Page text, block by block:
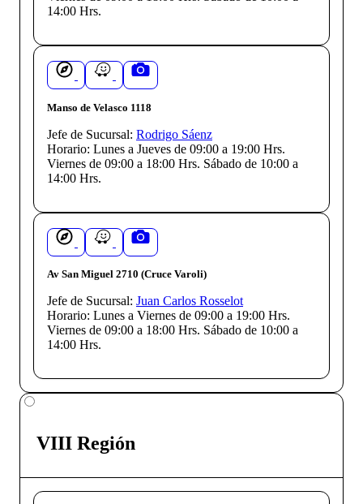
14:00 Hrs.
Manso de Velasco 1118
Jefe de Sucursal: Rodrigo Sáenz
Horario: Lunes a Jueves de 09:00 a 19:00 Hrs.
Viernes de 09:00 a 18:00 Hrs. Sábado de 10:00 a
14:00 Hrs.
Av San Miguel 2710 (Cruce Varoli)
Jefe de Sucursal: Juan Carlos Rosselot
Horario: Lunes a Viernes de 09:00 a 19:00 Hrs.
Viernes de 09:00 a 18:00 Hrs. Sábado de 10:00 a
14:00 Hrs.
VIII Región